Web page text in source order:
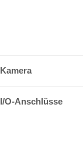
Kamera
I/O-Anschlüsse